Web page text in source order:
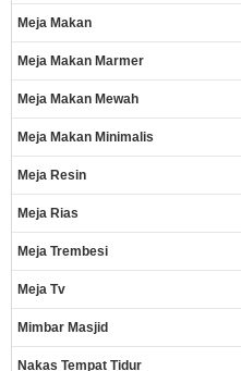
Meja Makan
Meja Makan Marmer
Meja Makan Mewah
Meja Makan Minimalis
Meja Resin
Meja Rias
Meja Trembesi
Meja Tv
Mimbar Masjid
Nakas Tempat Tidur